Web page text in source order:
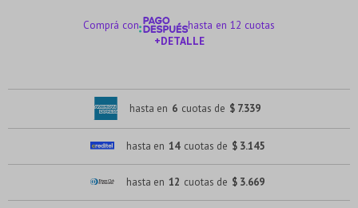
Comprá con
hasta en 12 cuotas
+DETALLE
hasta en 6 cuotas de $ 7.339
hasta en 14 cuotas de $ 3.145
hasta en 12 cuotas de $ 3.669